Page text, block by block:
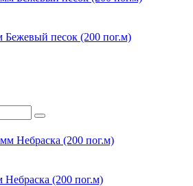
песок (200 пог.м)
(200 пог.м)